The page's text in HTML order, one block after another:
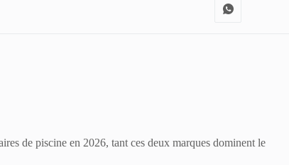
de piscine en 2026, tant ces deux marques dominent le